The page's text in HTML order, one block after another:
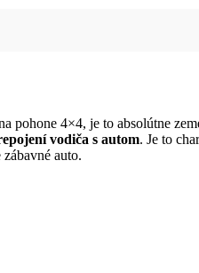
pohone 4×4, je to absolútne
vodiča s autom. Je to
auto.